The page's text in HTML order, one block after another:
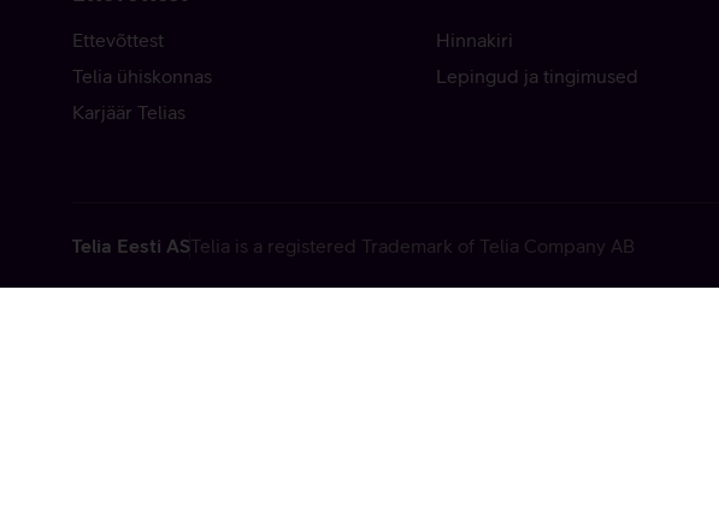
Ettevõttest
Telia ühiskonnas
Karjäär Telias
Hinnakiri
Lepingud ja tingimused
Telia Eesti ASTelia is a registered Trademark of Telia Company AB